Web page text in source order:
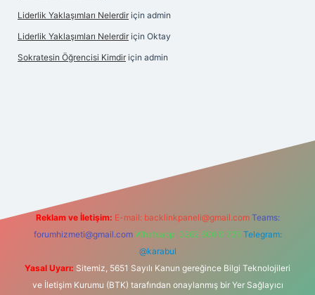
Liderlik Yaklaşımları Nelerdir için admin
Liderlik Yaklaşımları Nelerdir için Oktay
Sokratesin Öğrencisi Kimdir için admin
Reklam ve İletişim: E-mail: backlinkpaneli@gmail.com Teams:
forumhizmeti@gmail.com Whatsapp: 0262 606 0 726 Telegram:
@karabul
Yasal Uyarı: Sitemiz, 5651 Sayılı Kanun gereğince Bilgi Teknolojileri
ve İletişim Kurumu (BTK) tarafından onaylanmış bir Yer Sağlayıcı